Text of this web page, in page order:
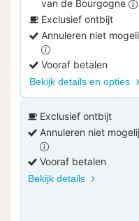
van de Bourgogne
Exclusief ontbijt
Annuleren niet
Vooraf betalen
Bekijk details en opties
Exclusief ontbijt
Annuleren niet
Vooraf betalen
Bekijk details